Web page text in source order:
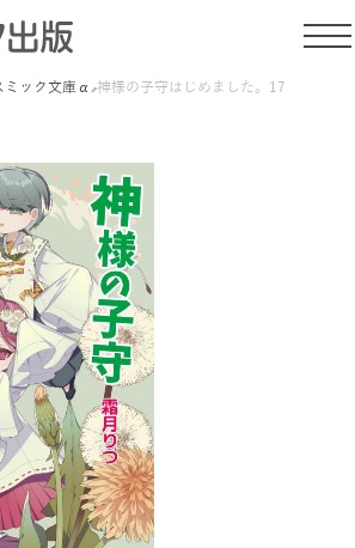
ミック文庫α 神様の子守はじめました。17